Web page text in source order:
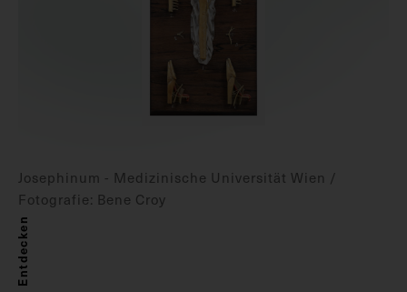
Josephinum - Medizinische Universität Wien /
Fotografie: Bene Croy
Entdecken